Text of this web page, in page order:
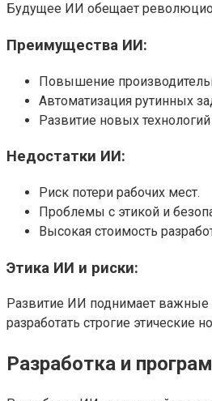
Будущее ИИ обещает
Преимущества ИИ:
Повышение
Автоматизация рутинных
Развитие новых
Недостатки ИИ:
Риск потери рабочих мест.
Проблемы с этикой и
Высокая стоимость
Этика ИИ и риски:
Развитие ИИ поднимает важные
разработать строгие
Разработка и